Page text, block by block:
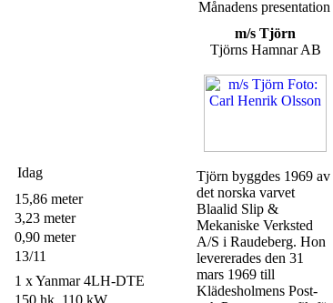
Idag
15,86 meter
3,23 meter
0,90 meter
13/11
1 x Yanmar 4LH-DTE
150 hk, 110 kW
Månadens presentation
m/s Tjörn
Tjörns Hamnar AB
Tjörn byggdes 1969 av
det norska varvet
Blaalid Slip &
Mekaniske Verksted
A/S i Raudeberg. Hon
levererades den 31
mars 1969 till
Klädesholmens Post-